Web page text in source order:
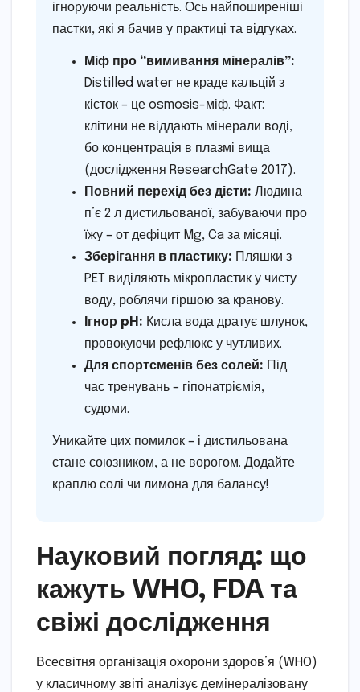
ігноруючи реальність. Ось найпоширеніші
пастки, які я бачив у практиці та відгуках.
Міф про “вимивання мінералів”:
Distilled water не краде кальцій з
кісток – це osmosis-міф. Факт:
клітини не віддають мінерали воді,
бо концентрація в плазмі вища
(дослідження ResearchGate 2017).
Повний перехід без дієти: Людина
п’є 2 л дистильованої, забуваючи про
їжу – от дефіцит Mg, Ca за місяці.
Зберігання в пластику: Пляшки з
PET виділяють мікропластик у чисту
воду, роблячи гіршою за кранову.
Ігнор pH: Кисла вода дратує шлунок,
провокуючи рефлюкс у чутливих.
Для спортсменів без солей: Під
час тренувань – гіпонатріємія,
судоми.
Уникайте цих помилок – і дистильована
стане союзником, а не ворогом. Додайте
краплю солі чи лимона для балансу!
Науковий погляд: що
кажуть WHO, FDA та
свіжі дослідження
Всесвітня організація охорони здоров’я (WHO)
у класичному звіті аналізує демінералізовану